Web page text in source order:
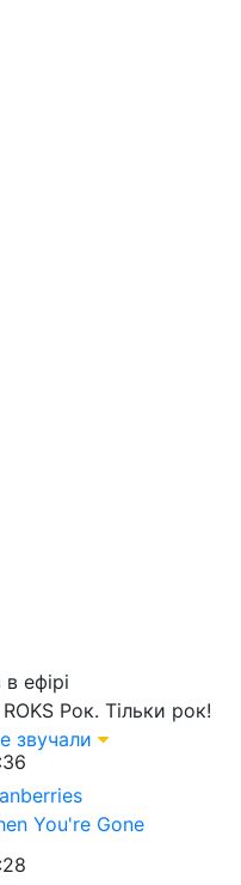
ефірі
Рок. Тільки рок!
звучали
You're Gone